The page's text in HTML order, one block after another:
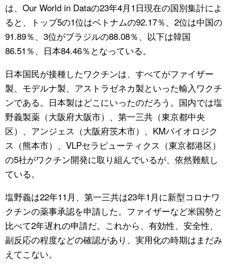
は、Our World in Dataの23年4月1日現在の国別集計によ
ると、トップ5の1位はベトナムの92.17％、2位は中国の
91.89％、3位がブラジルの88.08％、以下は韓国
86.51％、日本84.46％となっている。
日本国民が接種したワクチンは、すべてがファイザー
製、モデルナ製、アストラゼネカ製といった輸入ワクチ
ンである。日本製はどこにいったのだろう。国内では塩
野義製薬（大阪府大阪市）、第一三共（東京都中央
区）、アンジェス（大阪府茨木市）、KMバイオロジク
ス（熊本市）、VLPセラピューティクス（東京都港区）
の5社がワクチン開発に取り組んでいるが、依然難航し
ている。
塩野義は22年11月、第一三共は23年1月に新型コロナワ
クチンの薬事承認を申請した。ファイザーなど米国勢と
比べて2年遅れの申請だ。これから、有効性、安全性、
副反応の程度などの確認があり、実用化の時期はまだみ
えてこない。